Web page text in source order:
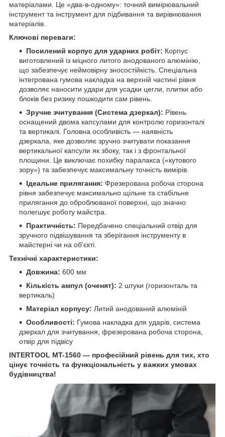
матеріалами. Це «два-в-одному»: точний вимірювальний
інструмент та інструмент для підбивання та вирівнювання
матеріалів.
Ключові переваги:
Посилений корпус для ударних робіт: Корпус
виготовлений із міцного литого анодованого алюмінію,
що забезпечує неймовірну зносостійкість. Спеціальна
інтегрована гумова накладка на верхній частині рівня
дозволяє наносити удари для усадки цегли, плитки або
блоків без ризику пошкодити сам рівень.
Зручне зчитування (Система дзеркал): Рівень
оснащений двома капсулами для контролю горизонталі
та вертикалі. Головна особливість — наявність
дзеркала, яке дозволяє зручно зчитувати показання
вертикальної капсули як збоку, так і з фронтальної
площини. Це виключає похибку паралакса («кутового
зору») та забезпечує максимальну точність вимірів.
Ідеальне прилягання: Фрезерована робоча сторона
рівня забезпечує максимально щільне та стабільне
прилягання до оброблюваної поверхні, що значно
полегшує роботу майстра.
Практичність: Передбачено спеціальний отвір для
зручного підвішування та зберігання інструменту в
майстерні чи на об'єкті.
Технічні характеристики:
Довжина: 600 мм
Кількість ампул (оченят): 2 штуки (горизонталь та
вертикаль)
Матеріал корпусу: Литий анодований алюміній
Особливості: Гумова накладка для ударів, система
дзеркал для зчитування, фрезерована робоча сторона,
отвір для підвісу
INTERTOOL MT-1560 — професійний рівень для тих, хто
цінує точність та функціональність у важких умовах
будівництва!